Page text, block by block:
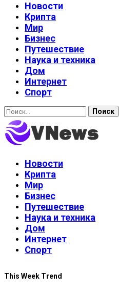
Новости
Крипта
Мир
Бизнес
Путешествие
Наука и техника
Дом
Интернет
Спорт
Найти:
Новости
Крипта
Мир
Бизнес
Путешествие
Наука и техника
Дом
Интернет
Спорт
This Week Trend